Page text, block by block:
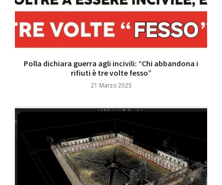
Polla dichiara guerra agli incivili: “Chi abbandona i
rifiuti è tre volte fesso”
21 Marzo 2025